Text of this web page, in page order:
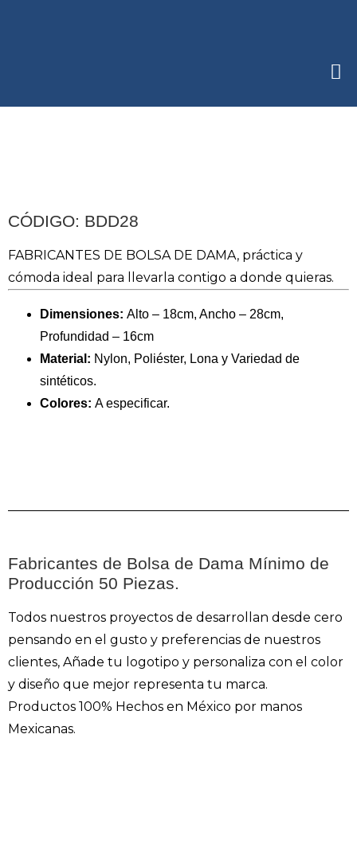
CÓDIGO: BDD28
FABRICANTES DE BOLSA DE DAMA, práctica y
cómoda ideal para llevarla contigo a donde quieras.
Dimensiones: Alto – 18cm, Ancho – 28cm,
Profundidad – 16cm
Material: Nylon, Poliéster, Lona y Variedad de
sintéticos.
Colores: A especificar.
Fabricantes de Bolsa de Dama Mínimo de
Producción 50 Piezas.
Todos nuestros proyectos de desarrollan desde cero
pensando en el gusto y preferencias de nuestros
clientes, Añade tu logotipo y personaliza con el color
y diseño que mejor representa tu marca.
Productos 100% Hechos en México por manos
Mexicanas.